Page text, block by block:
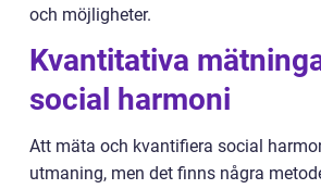
och möjligheter.
Kvantitativa
social harmoni
Att mäta och kvantifiera social
utmaning, men det finns några